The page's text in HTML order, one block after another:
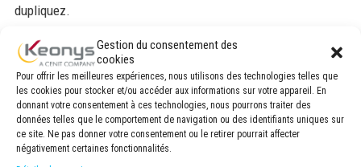
Gestion du consentement des
cookies
Pour offrir les meilleures expériences, nous utilisons des technologies telles que
les cookies pour stocker et/ou accéder aux informations sur votre appareil. En
donnant votre consentement à ces technologies, nous pourrons traiter des
données telles que le comportement de navigation ou des identifiants uniques sur
ce site. Ne pas donner votre consentement ou le retirer pourrait affecter
négativement certaines fonctionnalités.
dupliquez.
Workflow de validation
Créez des processus de validation données CAO avant
changement de maturité et assurez le suivi et la traçabilité
des opérations.
Revue de maquette numérique